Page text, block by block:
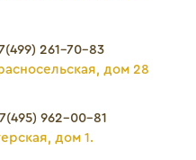
261-70-83
дом 28
962-00-81
дом 1.